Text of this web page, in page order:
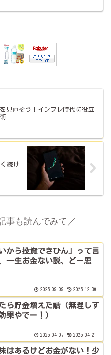
見直そう！インフレ時代に役立
続け
事も読んでみて／
から投資できひん」って言
一生お金ない説、どー思
2025.09.09 2025.12.30
ら貯金増えた話（無理しす
果やでー！）
2025.04.07 2025.04.21
はあるけどお金がない！少